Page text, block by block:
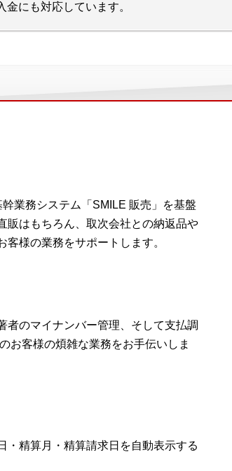
にも対応しています。
業務システム「SMILE 販売」を基盤
販はもちろん、取次会社との納返品や
様の業務をサポートします。
者のマイナンバー管理、そして支払調
お客様の煩雑な業務をお手伝いしま
・精算月・精算請求日を自動表示する